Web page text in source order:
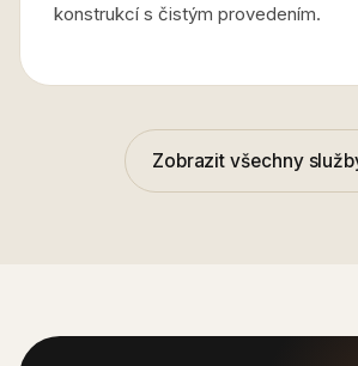
konstrukcí s čistým provedením.
Zobrazit všechny